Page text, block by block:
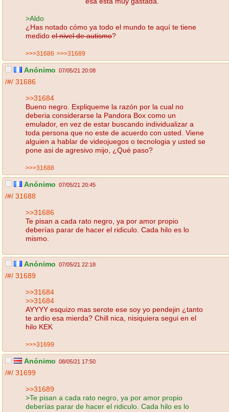
>Aldo
¿Has notado cómo ya todo el mundo te aquí te tiene
medido el nivel de autismo?
>>>31686 >>>31689
Anónimo 07/05/21 20:08
/#/ 31686
>>31684
Bueno negro. Expliqueme la razón por la cual no
deberia considerarse la Pandora Box como un
emulador, en vez de estar buscando individualizar a
toda persona que no este de acuerdo con usted. Viene
alguien a hablar de videojuegos o tecnologia y usted se
pone asi de agresivo mijo, ¿Qué paso?
>>>31688
Anónimo 07/05/21 20:45
/#/ 31688
>>31686
Te pisan a cada rato negro, ya por amor propio
deberías parar de hacer el ridiculo. Cada hilo es lo
mismo.
Anónimo 07/05/21 22:18
/#/ 31689
>>31684
>>31684
AYYYY esquizo mas serote ese soy yo pendejin ¿tanto
te ardio esa mierda? Chill nica, nisiquiera segui en el
hilo KEK
>>>31699
Anónimo 08/05/21 17:50
/#/ 31699
>>31689
>Te pisan a cada rato negro, ya por amor propio
deberías parar de hacer el ridiculo. Cada hilo es lo